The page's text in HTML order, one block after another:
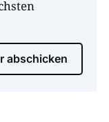
abschicken